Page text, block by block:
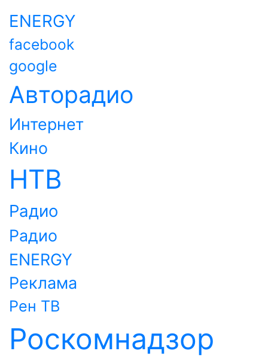
ENERGY
facebook
google
Авторадио
Интернет
Кино
НТВ
Радио
Радио
ENERGY
Реклама
Рен ТВ
Роскомнадзор